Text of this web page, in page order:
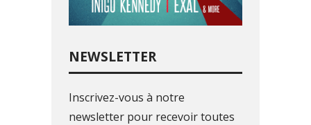
NEWSLETTER
Inscrivez-vous à notre
newsletter pour recevoir toutes